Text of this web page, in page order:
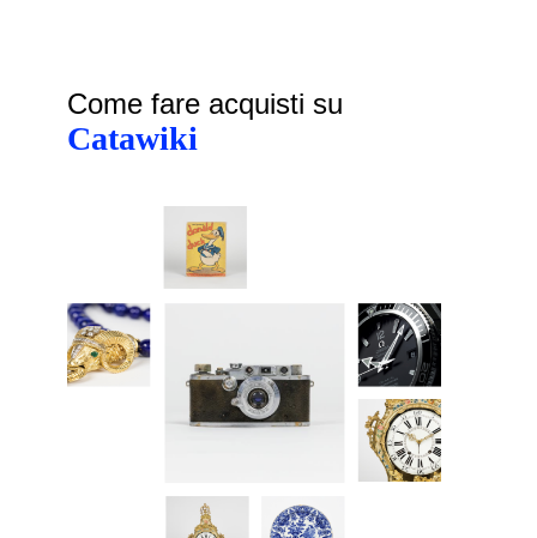
Come fare acquisti su
Catawiki